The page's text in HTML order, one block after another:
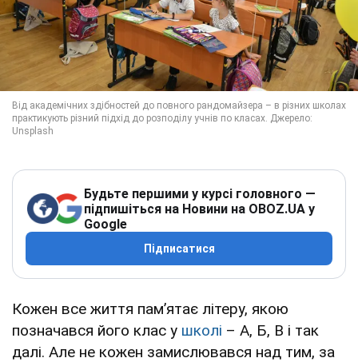
Будьте першими у курсі головного —
підпишіться на Новини на OBOZ.UA у
Google
Підписатися
Кожен все життя пам’ятає літеру, якою
позначався його клас у школі – А, Б, В і так
далі. Але не кожен замислювався над тим, за